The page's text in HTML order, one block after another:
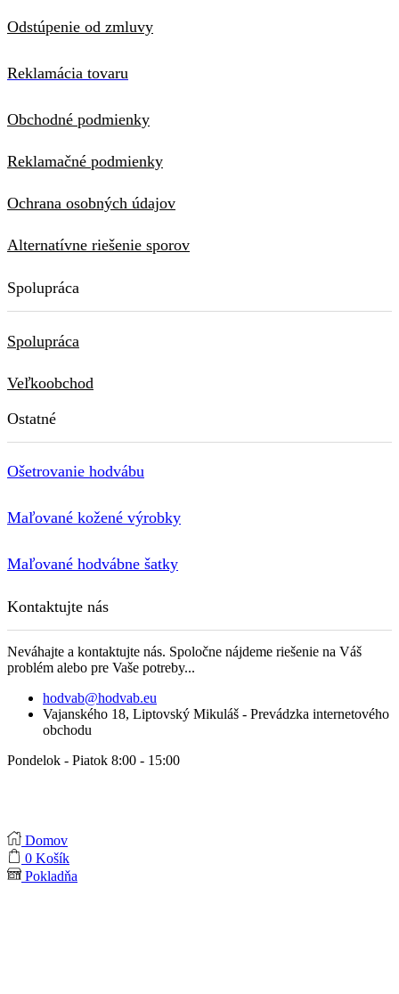
Odstúpenie od zmluvy
Reklamácia tovaru
Obchodné podmienky
Reklamačné podmienky
Ochrana osobných údajov
Alternatívne riešenie sporov
Spolupráca
Spolupráca
Veľkoobchod
Ostatné
Ošetrovanie hodvábu
Maľované kožené výrobky
Maľované hodvábne šatky
Kontaktujte nás
Neváhajte a kontaktujte nás. Spoločne nájdeme riešenie na Váš
problém alebo pre Vaše potreby...
hodvab@hodvab.eu
Vajanského 18, Liptovský Mikuláš - Prevádzka internetového
obchodu
Pondelok - Piatok 8:00 - 15:00
Domov
0 Košík
Pokladňa